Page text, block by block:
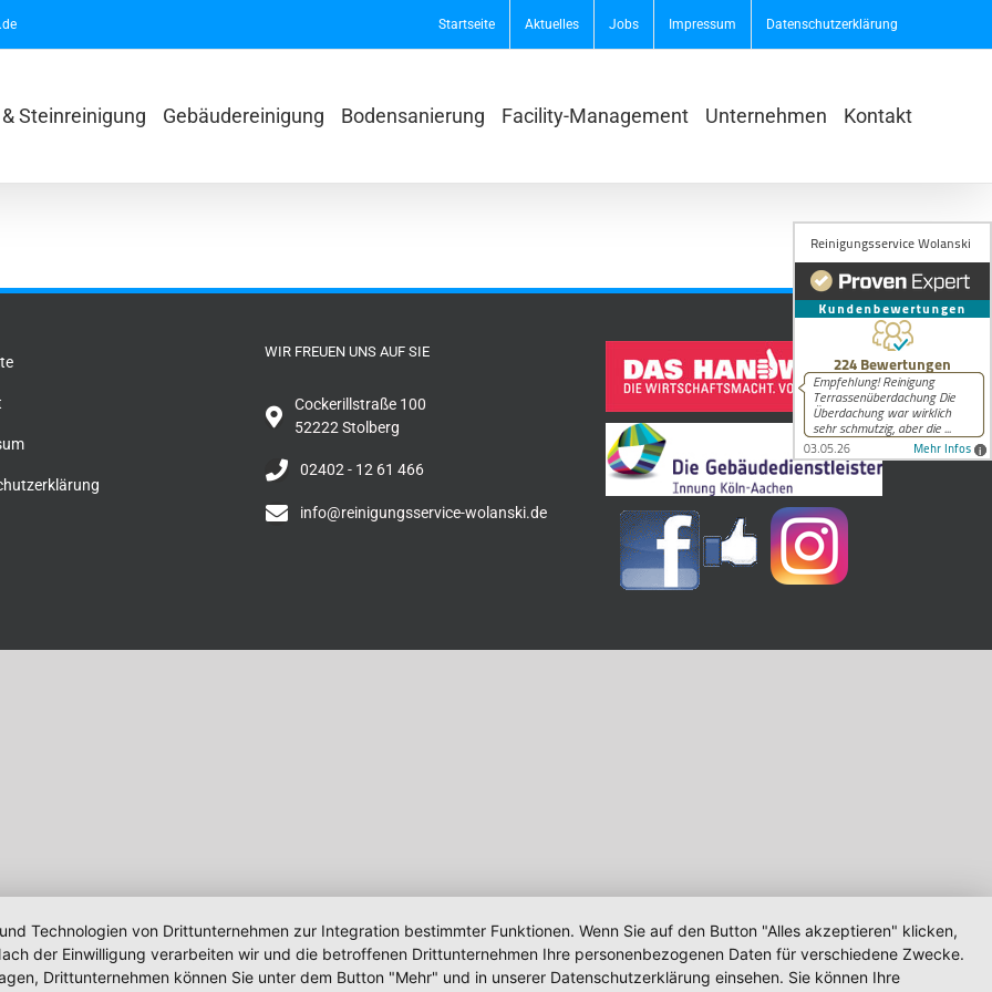
Startseite Aktuelles Jobs Impressum Datenschutzerklärung
Steinreinigung Gebäudereinigung Bodensanierung Facility-Management Unternehmen Kontakt
WIR FREUEN UNS AUF SIE
Cockerillstraße 100
52222 Stolberg
02402 - 12 61 466
info@reinigungsservice-wolanski.de
Technologien von Drittunternehmen zur Integration bestimmter Funktionen. Wenn Sie auf den Button "Alles akzeptieren" klicken,
der Einwilligung verarbeiten wir und die betroffenen Drittunternehmen Ihre personenbezogenen Daten für verschiedene Zwecke.
Drittunternehmen können Sie unter dem Button "Mehr" und in unserer Datenschutzerklärung einsehen. Sie können Ihre